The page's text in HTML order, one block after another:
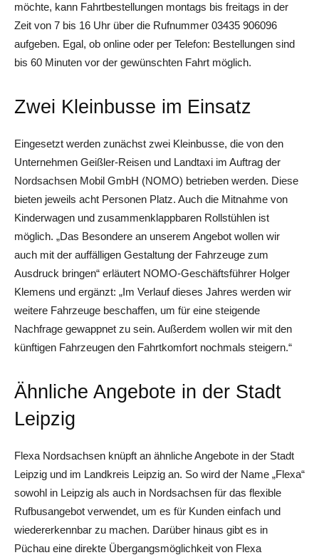
möchte, kann Fahrtbestellungen montags bis freitags in der
Zeit von 7 bis 16 Uhr über die Rufnummer 03435 906096
aufgeben. Egal, ob online oder per Telefon: Bestellungen sind
bis 60 Minuten vor der gewünschten Fahrt möglich.
Zwei Kleinbusse im Einsatz
Eingesetzt werden zunächst zwei Kleinbusse, die von den
Unternehmen Geißler-Reisen und Landtaxi im Auftrag der
Nordsachsen Mobil GmbH (NOMO) betrieben werden. Diese
bieten jeweils acht Personen Platz. Auch die Mitnahme von
Kinderwagen und zusammenklappbaren Rollstühlen ist
möglich. „Das Besondere an unserem Angebot wollen wir
auch mit der auffälligen Gestaltung der Fahrzeuge zum
Ausdruck bringen“ erläutert NOMO-Geschäftsführer Holger
Klemens und ergänzt: „Im Verlauf dieses Jahres werden wir
weitere Fahrzeuge beschaffen, um für eine steigende
Nachfrage gewappnet zu sein. Außerdem wollen wir mit den
künftigen Fahrzeugen den Fahrtkomfort nochmals steigern.“
Ähnliche Angebote in der Stadt
Leipzig
Flexa Nordsachsen knüpft an ähnliche Angebote in der Stadt
Leipzig und im Landkreis Leipzig an. So wird der Name „Flexa“
sowohl in Leipzig als auch in Nordsachsen für das flexible
Rufbusangebot verwendet, um es für Kunden einfach und
wiedererkennbar zu machen. Darüber hinaus gibt es in
Püchau eine direkte Übergangsmöglichkeit von Flexa